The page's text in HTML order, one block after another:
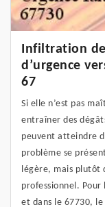
Infiltration
d’urgence
67
Si elle n’est pas
entraîner des
peuvent atteindre
problème se
légère, mais plutôt
professionnel.
et dans le 67730, le